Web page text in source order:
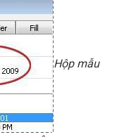
Hộp mẫu